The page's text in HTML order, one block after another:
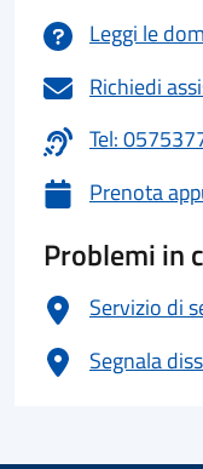
Leggi le
Richiedi
Tel:
Prenota
Problemi in
Servizio di
Segnala